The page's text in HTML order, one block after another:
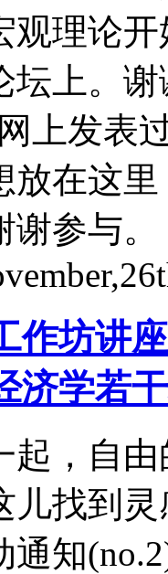
观理论
坛上。
上发表
放在这
谢谢参
作坊讲
济学若
起，自
儿找到
通知